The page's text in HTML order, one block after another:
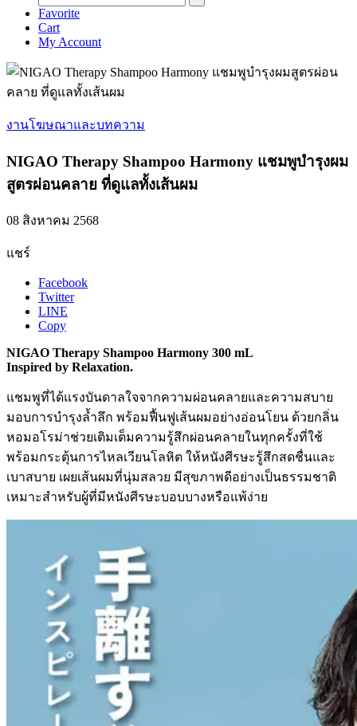
Favorite
Cart
My Account
งานโฆษณาและบทความ
NIGAO Therapy Shampoo Harmony แชมพูบำรุงผม
สูตรผ่อนคลาย ที่ดูแลทั้งเส้นผม
08 สิงหาคม 2568
แชร์
Facebook
Twitter
LINE
Copy
NIGAO Therapy Shampoo Harmony 300 mL
Inspired by Relaxation.
แชมพูที่ได้แรงบันดาลใจจากความผ่อนคลายและความสบาย
มอบการบำรุงล้ำลึก พร้อมฟื้นฟูเส้นผมอย่างอ่อนโยน ด้วยกลิ่น
หอมอโรม่าช่วยเติมเต็มความรู้สึกผ่อนคลายในทุกครั้งที่ใช้
พร้อมกระตุ้นการไหลเวียนโลหิต ให้หนังศีรษะรู้สึกสดชื่นและ
เบาสบาย เผยเส้นผมที่นุ่มสลวย มีสุขภาพดีอย่างเป็นธรรมชาติ
เหมาะสำหรับผู้ที่มีหนังศีรษะบอบบางหรือแพ้ง่าย